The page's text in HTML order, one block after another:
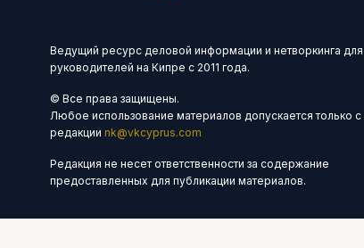
Ведущий ресурс деловой информации и нетворкинга для
руководителей на Кипре с 2011 года.
© Все права защищены.
Любое использование материалов допускается только с
редакции nk@vkcyprus.com
Редакция не несет ответственности за содержание
предоставленных для публикации материалов.